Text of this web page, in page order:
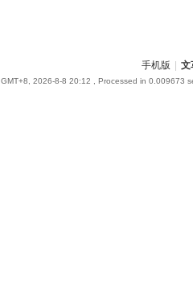
手机版 文
GMT+8, 2026-8-8 20:12 , Processed in 0.009673